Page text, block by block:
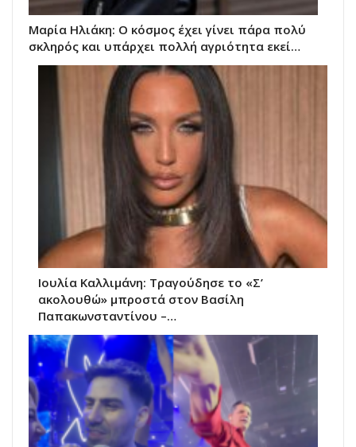
Μαρία Ηλιάκη: Ο κόσμος έχει γίνει πάρα πολύ
σκληρός και υπάρχει πολλή αγριότητα εκεί…
Ιουλία Καλλιμάνη: Τραγούδησε το «Σ’
ακολουθώ» μπροστά στον Βασίλη
Παπακωνσταντίνου –…